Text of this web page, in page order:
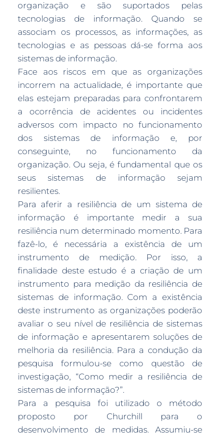
organização e são suportados pelas
tecnologias de informação. Quando se
associam os processos, as informações, as
tecnologias e as pessoas dá-se forma aos
sistemas de informação.
Face aos riscos em que as organizações
incorrem na actualidade, é importante que
elas estejam preparadas para confrontarem
a ocorrência de acidentes ou incidentes
adversos com impacto no funcionamento
dos sistemas de informação e, por
conseguinte, no funcionamento da
organização. Ou seja, é fundamental que os
seus sistemas de informação sejam
resilientes.
Para aferir a resiliência de um sistema de
informação é importante medir a sua
resiliência num determinado momento. Para
fazê-lo, é necessária a existência de um
instrumento de medição. Por isso, a
finalidade deste estudo é a criação de um
instrumento para medição da resiliência de
sistemas de informação. Com a existência
deste instrumento as organizações poderão
avaliar o seu nível de resiliência de sistemas
de informação e apresentarem soluções de
melhoria da resiliência. Para a condução da
pesquisa formulou-se como questão de
investigação, “Como medir a resiliência de
sistemas de informação?”.
Para a pesquisa foi utilizado o método
proposto por Churchill para o
desenvolvimento de medidas. Assumiu-se